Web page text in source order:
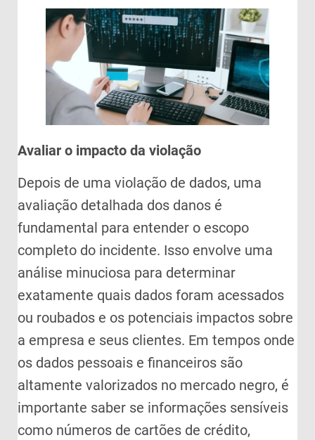
Avaliar o impacto da violação
Depois de uma violação de dados, uma
avaliação detalhada dos danos é
fundamental para entender o escopo
completo do incidente. Isso envolve uma
análise minuciosa para determinar
exatamente quais dados foram acessados
ou roubados e os potenciais impactos sobre
a empresa e seus clientes. Em tempos onde
os dados pessoais e financeiros são
altamente valorizados no mercado negro, é
importante saber se informações sensíveis
como números de cartões de crédito,